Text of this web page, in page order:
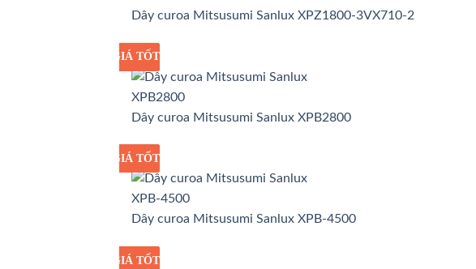
Dây curoa Mitsusumi Sanlux XPZ1800-3VX710-2
GIÁ SỈ
GIÁ TỐT
Dây curoa Mitsusumi Sanlux XPB2800
GIÁ SỈ
GIÁ TỐT
Dây curoa Mitsusumi Sanlux XPB-4500
GIÁ SỈ
GIÁ TỐT